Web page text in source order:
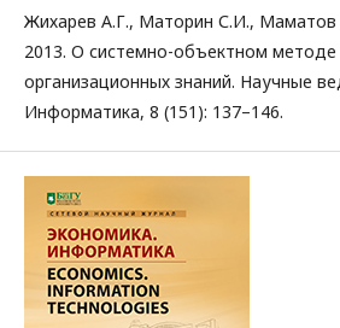
Жихарев А.Г., Маторин С.И.,
2013. О системно-объектном методе
организационных знаний. Научные
Информатика, 8 (151): 137–146.